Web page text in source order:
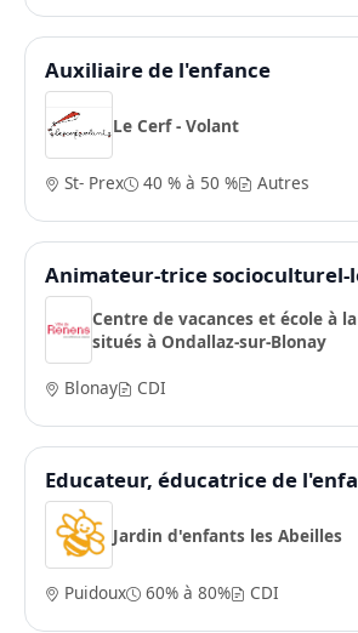
Auxiliaire de l'enfance
Le Cerf - Volant
St- Prex 40 % à 50 % Autres
Animateur-trice socioculturel-
Centre de vacances et école à
situés à Ondallaz-sur-Blonay
Blonay
CDI
Educateur, éducatrice de
Jardin d'enfants les Abeilles
Puidoux 60% à 80% CDI